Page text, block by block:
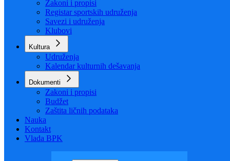
Sport
Sport u BPK
Zakoni i propisi
Registar sportskih udruženja
Savezi i udruženja
Klubovi
Udruženja
Kalendar kulturnih dešavanja
Dokumenti
Zakoni i propisi
Budžet
Zaštita ličnih podataka